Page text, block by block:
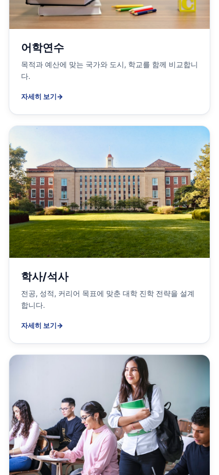
어학연수
목적과 예산에 맞는 국가와 도시, 학교를 함께 비교합니
다.
자세히 보기→
학사/석사
전공, 성적, 커리어 목표에 맞춘 대학 진학 전략을 설계
합니다.
자세히 보기→